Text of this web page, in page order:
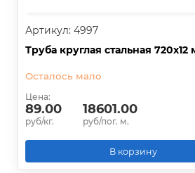
Артикул: 4997
Труба круглая стальная 720х12
Осталось мало
Цена:
89.00
руб/кг.
18601.00
руб/пог. м.
В корзину